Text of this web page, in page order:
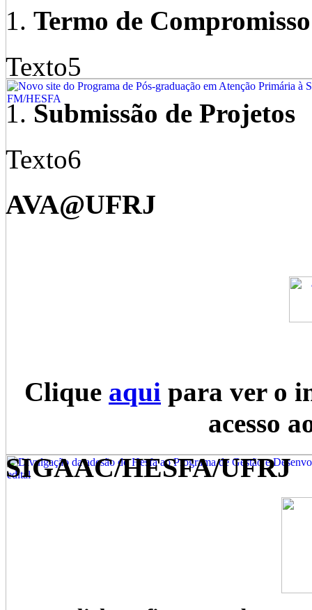
Termo de
Texto5
Submissão de Projetos
Texto6
AVA@UFRJ
Clique aqui para ver o
acesso
SIGAAC/HESFA/UFRJ